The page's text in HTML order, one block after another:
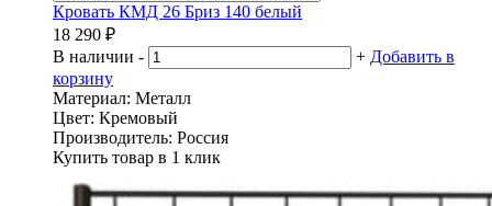
Кровать КМД 26 Бриз 140 белый
18 290 ₽
В наличии - + Добавить в
корзину
Материал: Металл
Цвет: Кремовый
Производитель: Россия
Купить товар в 1 клик